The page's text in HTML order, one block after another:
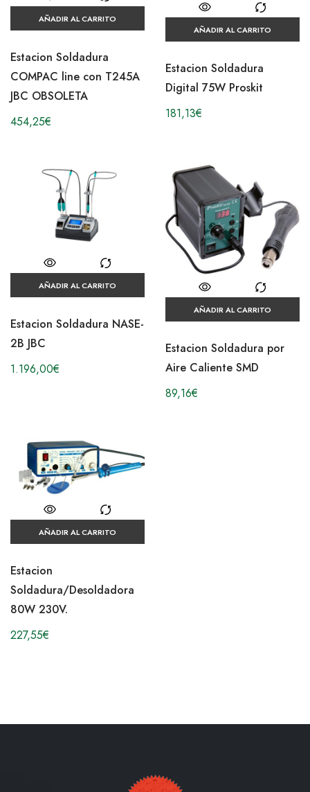
AÑADIR AL CARRITO
Estacion Soldadura
COMPAC line con T245A
JBC OBSOLETA
454,25€
AÑADIR AL CARRITO
Estacion Soldadura
Digital 75W Proskit
181,13€
AÑADIR AL CARRITO
Estacion Soldadura NASE-
2B JBC
1.196,00€
AÑADIR AL CARRITO
Estacion Soldadura por
Aire Caliente SMD
89,16€
AÑADIR AL CARRITO
Estacion
Soldadura/Desoldadora
80W 230V.
227,55€